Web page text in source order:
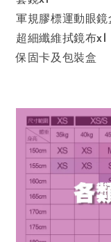
軍規膠標運動眼鏡
超細纖維拭鏡布x1
保固卡及包裝盒